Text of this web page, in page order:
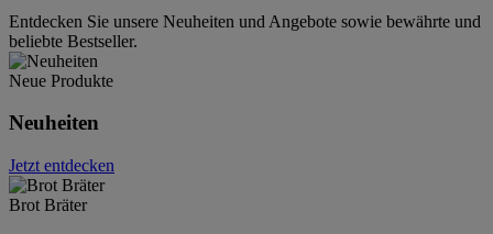
Entdecken Sie unsere Neuheiten und Angebote sowie bewährte und
beliebte Bestseller.
Neue Produkte
Neuheiten
Jetzt entdecken
Brot Bräter